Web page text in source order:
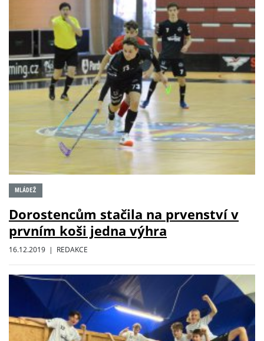
MLÁDEŽ
Dorostencům stačila na prvenství v
prvním koši jedna výhra
16.12.2019 | REDAKCE